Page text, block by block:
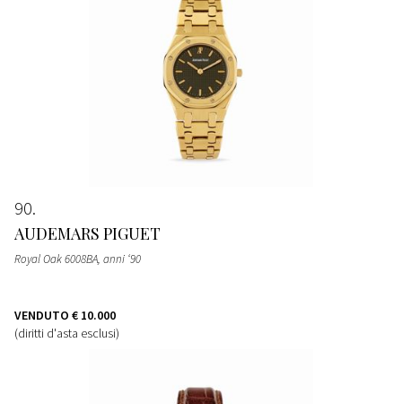
90
AUDEMARS PIGUET
Royal Oak 6008BA, anni ‘90
VENDUTO € 10.000
(diritti d'asta esclusi)